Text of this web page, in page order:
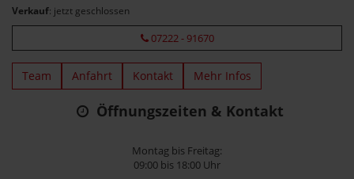
Verkauf: jetzt geschlossen
07222 - 91670
Team Anfahrt Kontakt Mehr Infos
Öffnungszeiten & Kontakt
Montag bis Freitag:
09:00 bis 18:00 Uhr